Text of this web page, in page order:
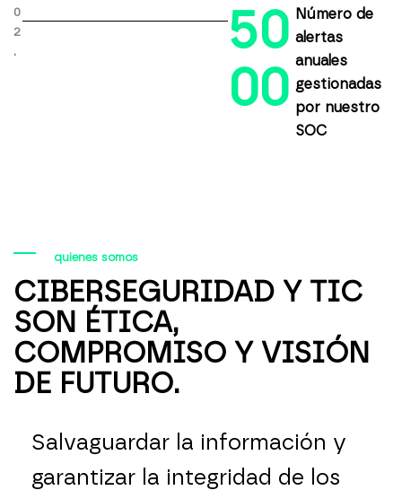
0
2
.
50
00
Número de
alertas
anuales
gestionadas
por nuestro
SOC
quienes somos
CIBERSEGURIDAD Y TIC
SON ÉTICA,
COMPROMISO Y VISIÓN
DE FUTURO.
Salvaguardar la información y
garantizar la integridad de los